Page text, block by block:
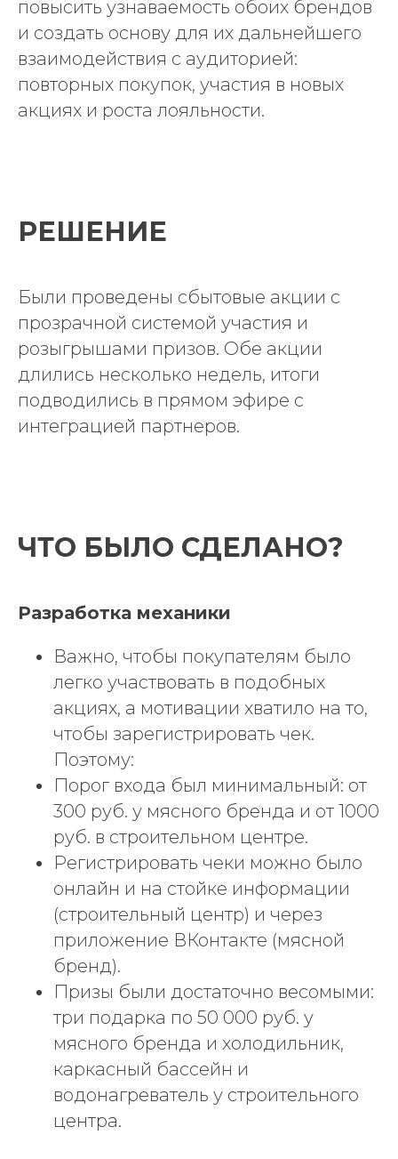
повысить узнаваемость обоих брендов
и создать основу для их дальнейшего
взаимодействия с аудиторией:
повторных покупок, участия в новых
акциях и роста лояльности.
РЕШЕНИЕ
Были проведены сбытовые акции с
прозрачной системой участия и
розыгрышами призов. Обе акции
длились несколько недель, итоги
подводились в прямом эфире с
интеграцией партнеров.
ЧТО БЫЛО СДЕЛАНО?
Разработка механики
Важно, чтобы покупателям было
легко участвовать в подобных
акциях, а мотивации хватило на то,
чтобы зарегистрировать чек.
Поэтому:
Порог входа был минимальный: от
300 руб. у мясного бренда и от 1000
руб. в строительном центре.
Регистрировать чеки можно было
онлайн и на стойке информации
(строительный центр) и через
приложение ВКонтакте (мясной
бренд).
Призы были достаточно весомыми:
три подарка по 50 000 руб. у
мясного бренда и холодильник,
каркасный бассейн и
водонагреватель у строительного
центра.